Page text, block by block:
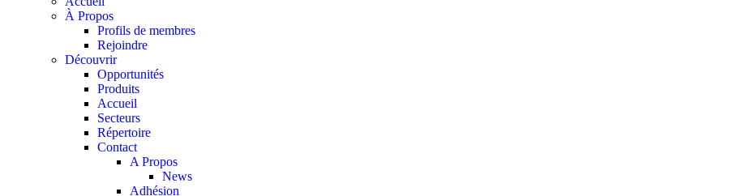
À Propos
Profils de membres
Rejoindre
Découvrir
Opportunités
Produits
Accueil
Secteurs
Répertoire
Contact
A Propos
News
Adhésion